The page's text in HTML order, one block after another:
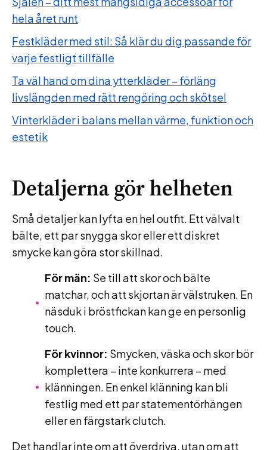
hela året runt
Festkläder med stil: Så klär du dig passande för
varje festligt tillfälle
Ta väl hand om dina ytterkläder – förläng
livslängden med rätt rengöring och skötsel
Vinterkläder i balans mellan värme, funktion och
estetik
Detaljerna gör helheten
Små detaljer kan lyfta en hel outfit. Ett välvalt
bälte, ett par snygga skor eller ett diskret
smycke kan göra stor skillnad.
För män: Se till att skor och bälte
matchar, och att skjortan är välstruken. En
näsduk i bröstfickan kan ge en personlig
touch.
För kvinnor: Smycken, väska och skor bör
komplettera – inte konkurrera – med
klänningen. En enkel klänning kan bli
festlig med ett par statementörhängen
eller en färgstark clutch.
Det handlar inte om att överdriva, utan om att